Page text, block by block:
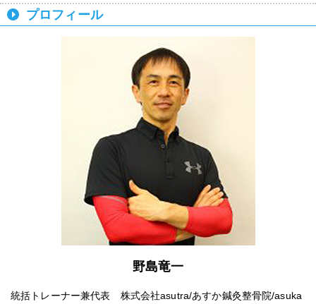
プロフィール
野島竜一
統括トレーナー兼代表 株式会社asutra/あすか鍼灸整骨院/asuka